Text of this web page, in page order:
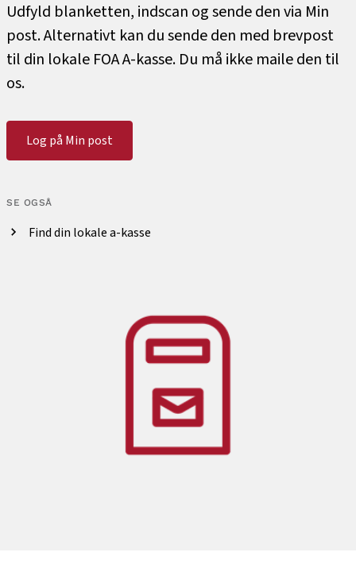
Udfyld blanketten, indscan og sende den via Min
post. Alternativt kan du sende den med brevpost
til din lokale FOA A-kasse. Du må ikke maile den til
os.
Log på Min post
SE OGSÅ
Find din lokale a-kasse